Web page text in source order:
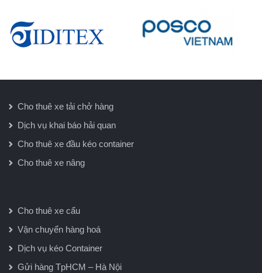
Dịch vụ khai báo hải quan
Cho thuê xe đầu kéo container
Cho thuê xe nâng
Vận chuyển hàng hoá
Dịch vụ kéo Container
Gửi hàng TpHCM – Hà Nội